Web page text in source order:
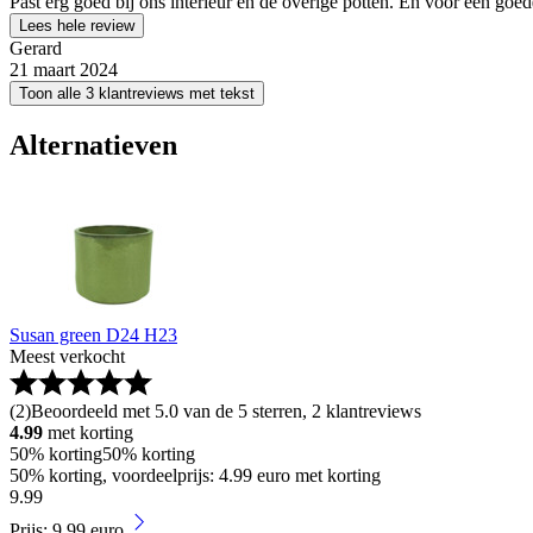
Lees hele review
Gerard
21 maart 2024
Toon alle 3 klantreviews met tekst
Alternatieven
Susan green D24 H23
Meest verkocht
(2)Beoordeeld met 5.0 van de 5 sterren, 2 klantreviews
4.99 met korting
50% korting50% korting
50% korting, voordeelprijs: 4.99 euro met korting
9.99